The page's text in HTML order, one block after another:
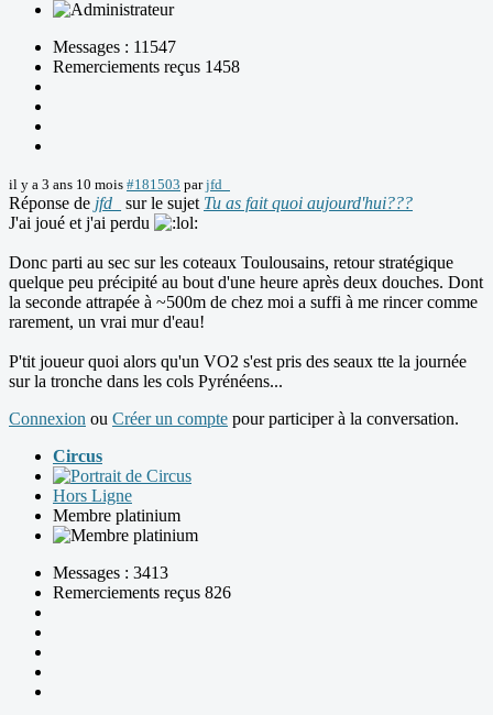
Messages : 11547
Remerciements reçus 1458
il y a 3 ans 10 mois #181503 parjfd_
Réponse de jfd_ sur le sujet Tu as fait quoi aujourd'hui???
J'ai joué et j'ai perdu
Donc parti au sec sur les coteaux Toulousains, retour stratégique
quelque peu précipité au bout d'une heure après deux douches. Dont
la seconde attrapée à ~500m de chez moi a suffi à me rincer comme
rarement, un vrai mur d'eau!
P'tit joueur quoi alors qu'un VO2 s'est pris des seaux tte la journée
sur la tronche dans les cols Pyrénéens...
Connexion ou Créer un compte pour participer à la conversation.
Circus
Hors Ligne
Membre platinium
Messages : 3413
Remerciements reçus 826